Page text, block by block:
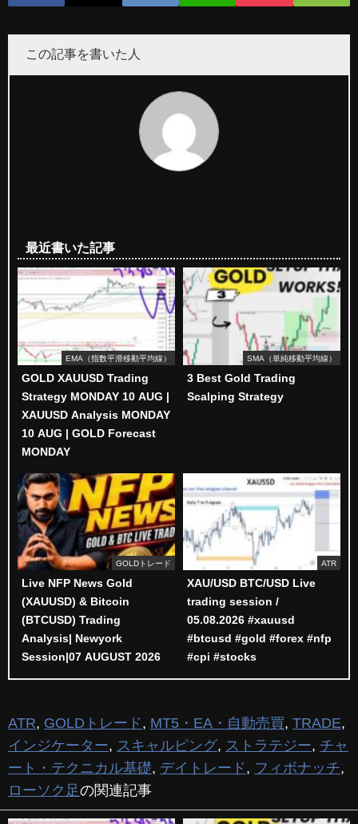
この記事を書いた人
最近書いた記事
EMA（指数平滑移動平均線）
GOLD XAUUSD Trading
Strategy MONDAY 10 AUG |
XAUUSD Analysis MONDAY
10 AUG | GOLD Forecast
MONDAY
SMA（単純移動平均線）
3 Best Gold Trading
Scalping Strategy
GOLDトレード
Live NFP News Gold
(XAUUSD) & Bitcoin
(BTCUSD) Trading
Analysis| Newyork
Session|07 AUGUST 2026
ATR
XAU/USD BTC/USD Live
trading session /
05.08.2026 #xauusd
#btcusd #gold #forex #nfp
#cpi #stocks
ATR, GOLDトレード, MT5・EA・自動売買, TRADE,
インジケーター, スキャルピング, ストラテジー, チャ
ート・テクニカル基礎, デイトレード, フィボナッチ,
ローソク足の関連記事